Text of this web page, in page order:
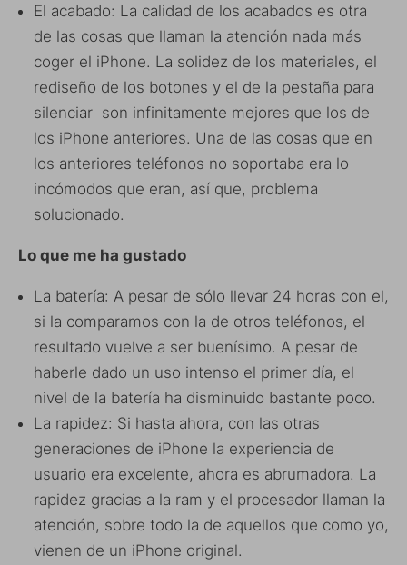
El acabado: La calidad de los acabados es otra
de las cosas que llaman la atención nada más
coger el iPhone. La solidez de los materiales, el
rediseño de los botones y el de la pestaña para
silenciar son infinitamente mejores que los de
los iPhone anteriores. Una de las cosas que en
los anteriores teléfonos no soportaba era lo
incómodos que eran, así que, problema
solucionado.
Lo que me ha gustado
La batería: A pesar de sólo llevar 24 horas con el,
si la comparamos con la de otros teléfonos, el
resultado vuelve a ser buenísimo. A pesar de
haberle dado un uso intenso el primer día, el
nivel de la batería ha disminuido bastante poco.
La rapidez: Si hasta ahora, con las otras
generaciones de iPhone la experiencia de
usuario era excelente, ahora es abrumadora. La
rapidez gracias a la ram y el procesador llaman la
atención, sobre todo la de aquellos que como yo,
vienen de un iPhone original.